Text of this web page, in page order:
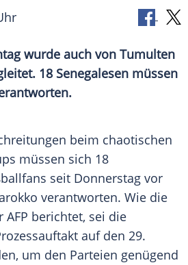
wurde auch von Tumulten
18 Senegalesen müssen
beim chaotischen
müssen sich 18
seit Donnerstag vor
verantworten. Wie die
berichtet, sei die
auf den 29.
um den Parteien genügend